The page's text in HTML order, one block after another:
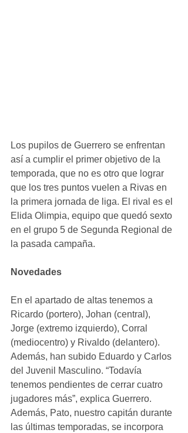
Los pupilos de Guerrero se enfrentan
así a cumplir el primer objetivo de la
temporada, que no es otro que lograr
que los tres puntos vuelen a Rivas en
la primera jornada de liga. El rival es el
Elida Olimpia, equipo que quedó sexto
en el grupo 5 de Segunda Regional de
la pasada campaña.
Novedades
En el apartado de altas tenemos a
Ricardo (portero), Johan (central),
Jorge (extremo izquierdo), Corral
(mediocentro) y Rivaldo (delantero).
Además, han subido Eduardo y Carlos
del Juvenil Masculino. “Todavía
tenemos pendientes de cerrar cuatro
jugadores más”, explica Guerrero.
Además, Pato, nuestro capitán durante
las últimas temporadas, se incorpora